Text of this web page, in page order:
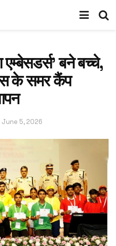
बने बच्चे,
के समर कैंप
June 5, 2026